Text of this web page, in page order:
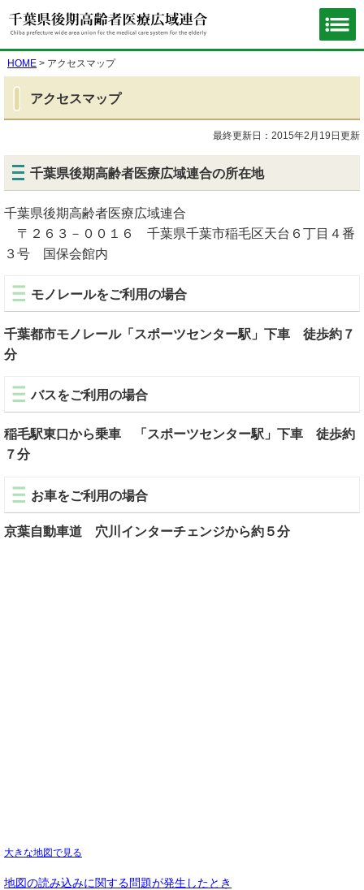
HOME > アクセスマップ
アクセスマップ
最終更新日：2015年2月19日更新
千葉県後期高齢者医療広域連合の所在地
千葉県後期高齢者医療広域連合
〒２６３－００１６ 千葉県千葉市稲毛区天台６丁目４番
３号 国保会館内
モノレールをご利用の場合
千葉都市モノレール「スポーツセンター駅」下車 徒歩約７
分
バスをご利用の場合
稲毛駅東口から乗車 「スポーツセンター駅」下車 徒歩約
７分
お車をご利用の場合
京葉自動車道 穴川インターチェンジから約５分
大きな地図で見る
地図の読み込みに関する問題が発生したとき